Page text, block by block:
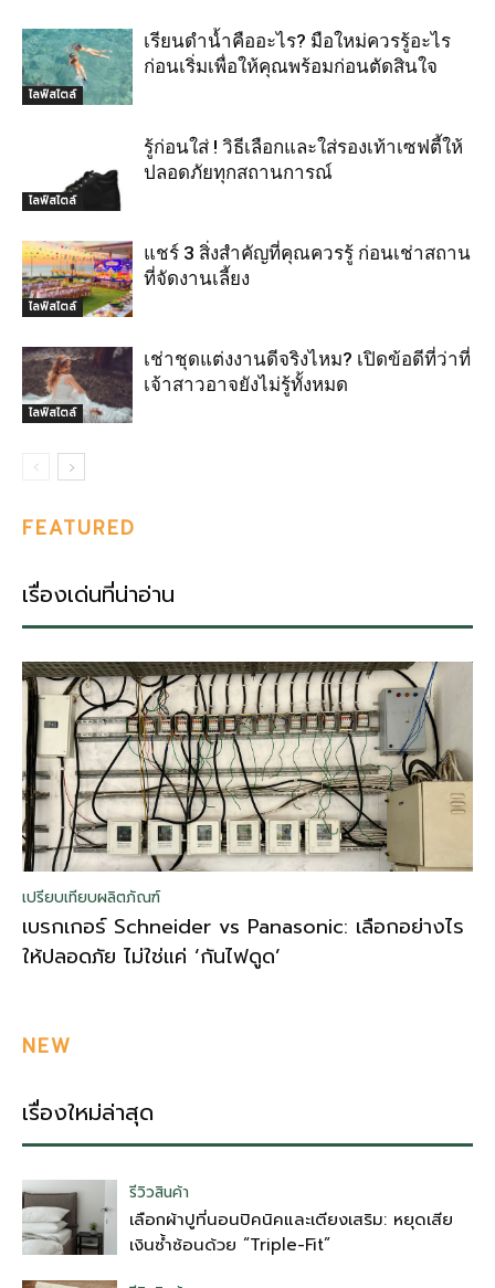
ไลฟ์สไตล์
เรียนดำน้ำคืออะไร? มือใหม่ควรรู้อะไร
ก่อนเริ่มเพื่อให้คุณพร้อมก่อนตัดสินใจ
ไลฟ์สไตล์
รู้ก่อนใส่ ! วิธีเลือกและใส่รองเท้าเซฟตี้ให้
ปลอดภัยทุกสถานการณ์
ไลฟ์สไตล์
แชร์ 3 สิ่งสำคัญที่คุณควรรู้ ก่อนเช่าสถาน
ที่จัดงานเลี้ยง
ไลฟ์สไตล์
เช่าชุดแต่งงานดีจริงไหม? เปิดข้อดีที่ว่าที่
เจ้าสาวอาจยังไม่รู้ทั้งหมด
FEATURED
เรื่องเด่นที่น่าอ่าน
เปรียบเทียบผลิตภัณฑ์
เบรกเกอร์ Schneider vs Panasonic: เลือกอย่างไร
ให้ปลอดภัย ไม่ใช่แค่ ‘กันไฟดูด’
NEW
เรื่องใหม่ล่าสุด
รีวิวสินค้า
เลือกผ้าปูที่นอนปิคนิคและเตียงเสริม: หยุดเสีย
เงินซ้ำซ้อนด้วย “Triple-Fit”